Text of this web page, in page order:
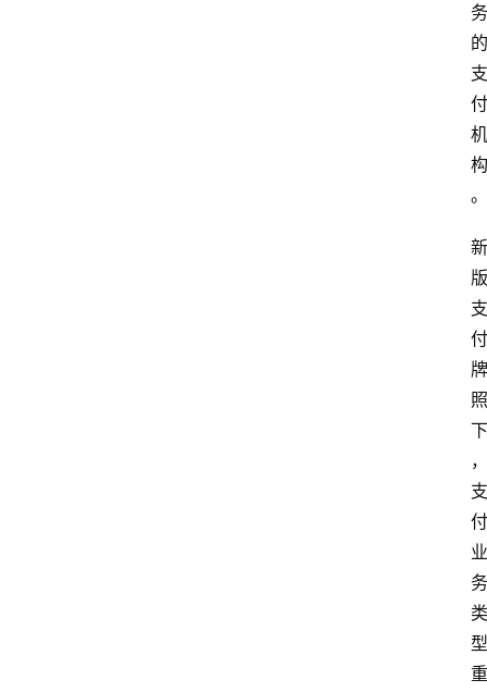
务
的
支
付
机
构
。
新
版
支
付
牌
照
下
，
支
付
业
务
类
型
重